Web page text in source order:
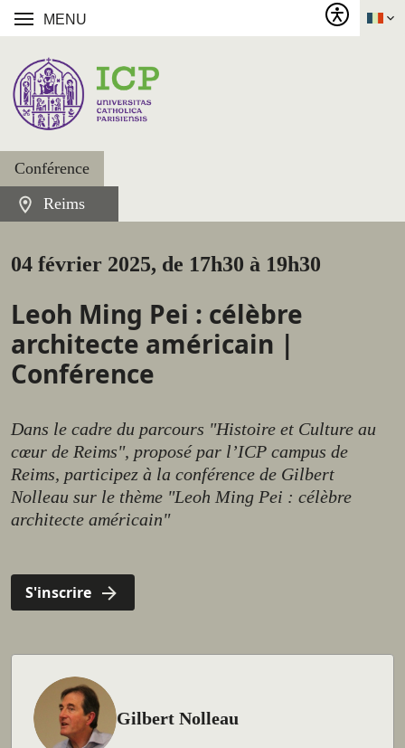
MENU
Conférence
Reims
04 février 2025, de 17h30 à 19h30
Leoh Ming Pei : célèbre
architecte américain |
Conférence
Dans le cadre du parcours "Histoire et Culture au
cœur de Reims", proposé par l’ICP campus de
Reims, participez à la conférence de Gilbert
Nolleau sur le thème "Leoh Ming Pei : célèbre
architecte américain"
S'inscrire
Gilbert Nolleau